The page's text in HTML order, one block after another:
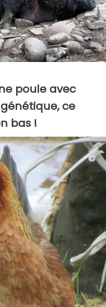
poule avec
ce
bas !